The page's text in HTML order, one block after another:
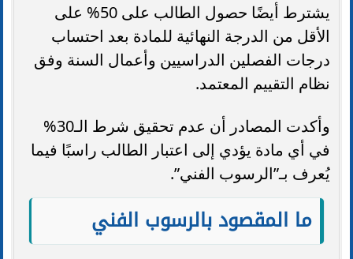
يشترط أيضًا حصول الطالب على 50% على
الأقل من الدرجة النهائية للمادة بعد احتساب
درجات الفصلين الدراسيين وأعمال السنة وفق
نظام التقييم المعتمد.
وأكدت المصادر أن عدم تحقيق شرط الـ30%
في أي مادة يؤدي إلى اعتبار الطالب راسبًا فيما
يُعرف بـ”الرسوب الفني”.
ما المقصود بالرسوب الفني